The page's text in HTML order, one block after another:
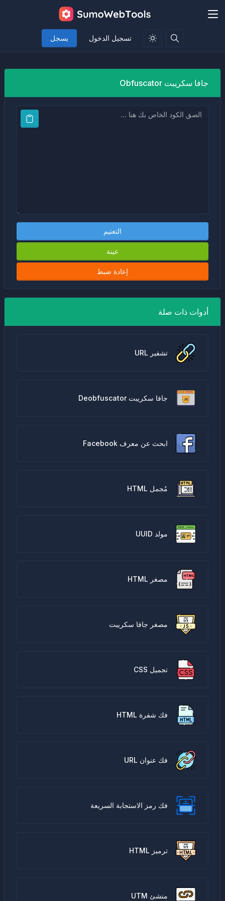
تسجيل الدخول يسجل
جافا سكريبت Obfuscator
التعتيم
عينة
إعادة ضبط
أدوات ذات صلة
تشفير URL
جافا سكريبت Deobfuscator
ابحث عن معرف Facebook
مُجمل HTML
مولد UUID
مصغر HTML
مصغر جافا سكريبت
تجميل CSS
فك شفرة HTML
فك عنوان URL
فك رمز الاستجابة السريعة
ترميز HTML
منشئ UTM